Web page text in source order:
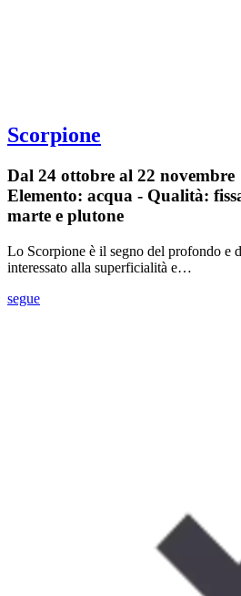
Scorpione
Dal 24 ottobre al 22 novembre
Elemento: acqua - Qualità:
marte e plutone
Lo Scorpione è il segno del profondo e
interessato alla superficialità e…
segue